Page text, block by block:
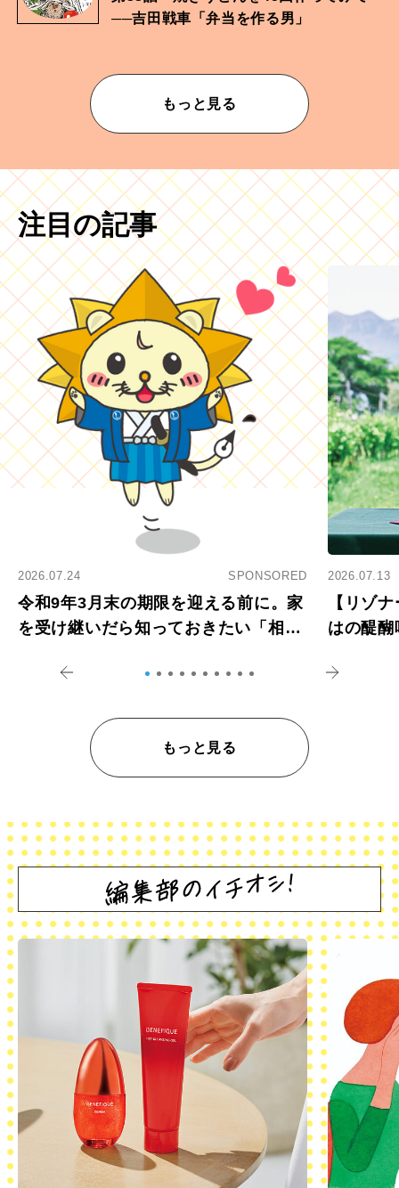
──吉田戦車「弁当を作る男」
もっと見る
注目の記事
2026.07.24 SPONSORED
令和9年3月末の期限を迎える前に。家
を受け継いだら知っておきたい「相続
2026.07.13
【リゾ
はの醍
もっと見る